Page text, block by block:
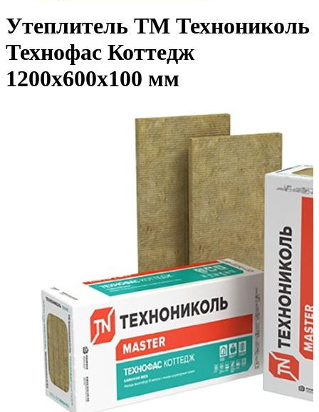
Утеплитель ТМ Технониколь
Технофас Коттедж
1200х600х100 мм